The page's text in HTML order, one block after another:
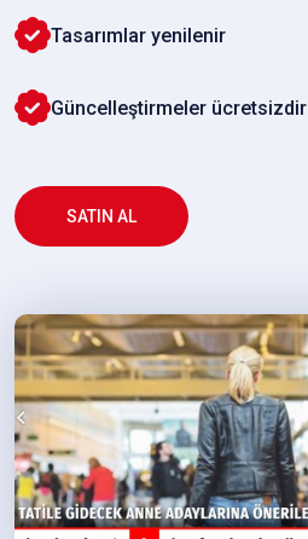
Tasarımlar yenilenir
Güncelleştirmeler ücretsizdir
SATIN AL